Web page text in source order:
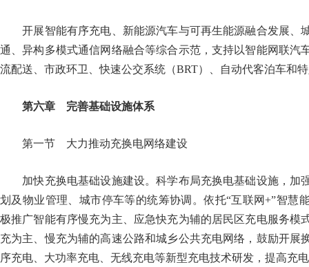
开展智能有序充电、新能源汽车与可再生能源融合发展、
通、异构多模式通信网络融合等综合示范，支持以智能网联汽
流配送、市政环卫、快速公交系统（BRT）、自动代客泊车
第六章 完善基础设施体系
第一节 大力推动充换电网络建设
加快充换电基础设施建设。科学布局充换电基础设施，加
划及物业管理、城市停车等的统筹协调。依托“互联网+”智慧
极推广智能有序慢充为主、应急快充为辅的居民区充电服务模
充为主、慢充为辅的高速公路和城乡公共充电网络，鼓励开展
序充电、大功率充电、无线充电等新型充电技术研发，提高充